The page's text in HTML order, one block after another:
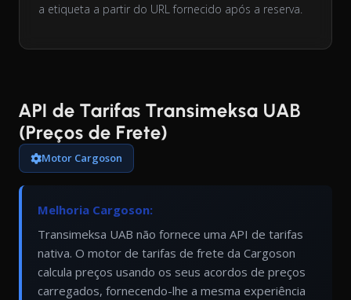
a etiqueta a partir do URL fornecido após a reserva.
API de Tarifas Transimeksa UAB
(Preços de Frete)
Motor Cargoson
Melhoria Cargoson:
Transimeksa UAB não fornece uma API de tarifas
nativa. O motor de tarifas de frete da Cargoson
calcula preços usando os seus acordos de preços
carregados, fornecendo-lhe a mesma experiência